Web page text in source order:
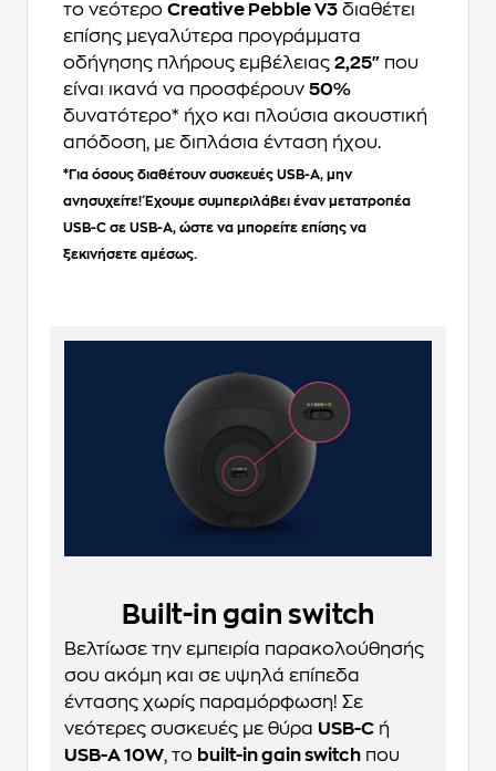
το νεότερο Creative Pebble V3 διαθέτει
επίσης μεγαλύτερα προγράμματα
οδήγησης πλήρους εμβέλειας 2,25" που
είναι ικανά να προσφέρουν 50%
δυνατότερο* ήχο και πλούσια ακουστική
απόδοση, με διπλάσια ένταση ήχου.
*Για όσους διαθέτουν συσκευές USB-A, μην
ανησυχείτε! Έχουμε συμπεριλάβει έναν μετατροπέα
USB-C σε USB-A, ώστε να μπορείτε επίσης να
ξεκινήσετε αμέσως.
Built-in gain switch
Βελτίωσε την εμπειρία παρακολούθησής
σου ακόμη και σε υψηλά επίπεδα
έντασης χωρίς παραμόρφωση! Σε
νεότερες συσκευές με θύρα USB-C ή
USB-A 10W, το built-in gain switch που